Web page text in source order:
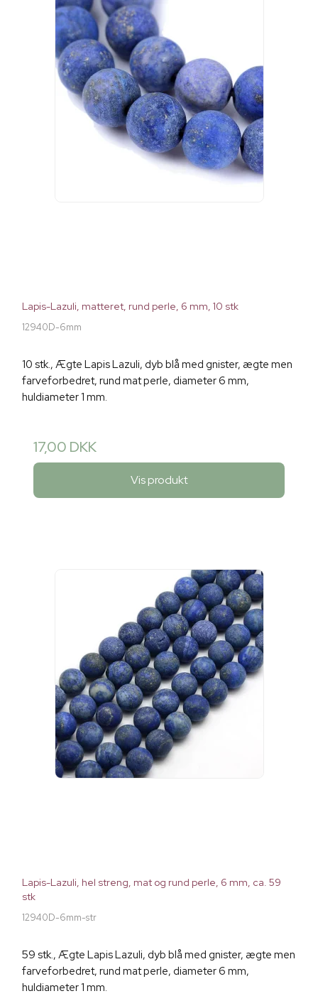
Lapis-Lazuli, matteret, rund perle, 6 mm, 10 stk
12940D-6mm
10 stk., Ægte Lapis Lazuli, dyb blå med gnister, ægte men
farveforbedret, rund mat perle, diameter 6 mm,
huldiameter 1 mm.
17,00 DKK
Vis produkt
Lapis-Lazuli, hel streng, mat og rund perle, 6 mm, ca. 59
stk
12940D-6mm-str
59 stk., Ægte Lapis Lazuli, dyb blå med gnister, ægte men
farveforbedret, rund mat perle, diameter 6 mm,
huldiameter 1 mm.